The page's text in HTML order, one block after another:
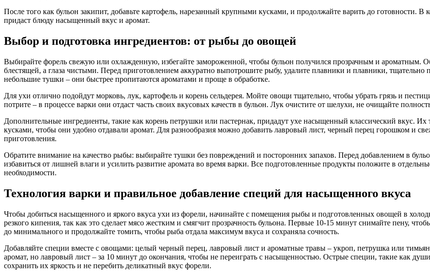
После того как бульон закипит, добавьте картофель, нарезанный крупными кусками, и продолжайте варить до готовности. В
придаст блюду насыщенный вкус и аромат.
Выбор и подготовка ингредиентов: от рыбы до овощей
Выбирайте форель свежую или охлажденную, избегайте замороженной, чтобы бульон получился прозрачным и ароматным.
блестящей, а глаза чистыми. Перед приготовлением аккуратно выпотрошите рыбу, удалите плавники и плавники, тщательно
небольшие тушки – они быстрее пропитаются ароматами и проще в обработке.
Для ухи отлично подойдут морковь, лук, картофель и корень сельдерея. Мойте овощи тщательно, чтобы убрать грязь и
потрите – в процессе варки они отдаст часть своих вкусовых качеств в бульон. Лук очистите от шелухи, не очищайте
Дополнительные ингредиенты, такие как корень петрушки или пастернак, придадут ухе насыщенный классический вкус.
кусками, чтобы они удобно отдавали аромат. Для разнообразия можно добавить лавровый лист, черный перец горошком и
приготовления.
Обратите внимание на качество рыбы: выбирайте тушки без повреждений и посторонних запахов. Перед добавлением в
избавиться от лишней влаги и усилить развитие аромата во время варки. Все подготовленные продукты положите в
необходимости.
Технология варки и правильное добавление специй для насыщенного вкуса
Чтобы добиться насыщенного и яркого вкуса ухи из форели, начинайте с помещения рыбы и подготовленных овощей в
резкого кипения, так как это сделает мясо жестким и смягчит прозрачность бульона. Первые 10-15 минут снимайте пену,
до минимального и продолжайте томить, чтобы рыба отдала максимум вкуса и сохраняла сочность.
Добавляйте специи вместе с овощами: целый черный перец, лавровый лист и ароматные травы – укроп, петрушка или
аромат, но лавровый лист – за 10 минут до окончания, чтобы не переиграть с насыщенностью. Острые специи, такие как
сохранить их яркость и не перебить деликатный вкус форели.